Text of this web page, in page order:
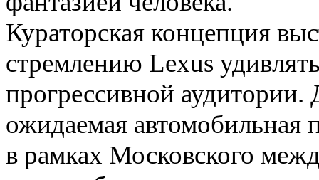
Кураторская концепция
стремлению Lexus
прогрессивной аудитории.
ожидаемая автомобильная
в рамках Московского